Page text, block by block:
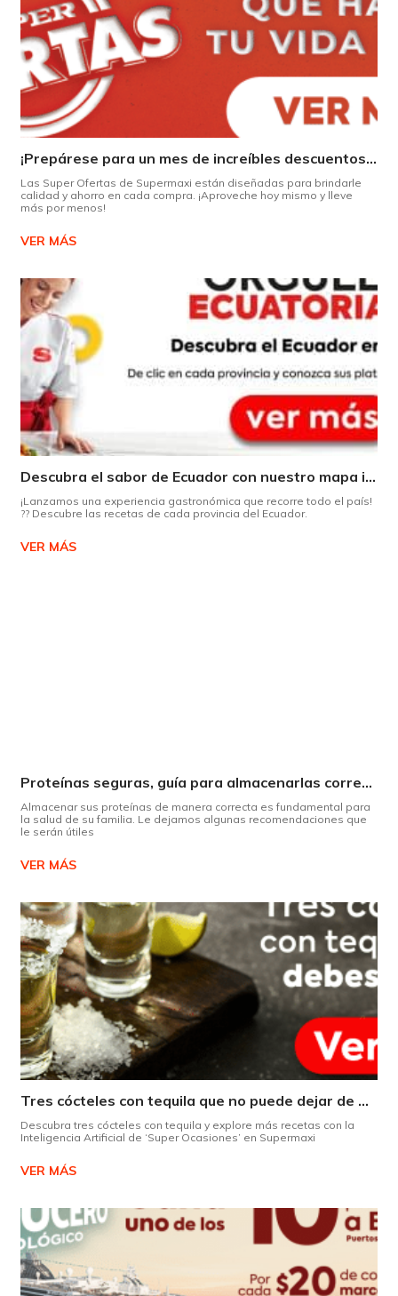
¡Prepárese para un mes de increíbles descuentos en Supermaxi!
Las Super Ofertas de Supermaxi están diseñadas para brindarle
calidad y ahorro en cada compra. ¡Aproveche hoy mismo y lleve
más por menos!
VER MÁS
Descubra el sabor de Ecuador con nuestro mapa interactivo de recetas
¡Lanzamos una experiencia gastronómica que recorre todo el país!
?? Descubre las recetas de cada provincia del Ecuador.
VER MÁS
Proteínas seguras, guía para almacenarlas correctamente Copiar
Almacenar sus proteínas de manera correcta es fundamental para
la salud de su familia. Le dejamos algunas recomendaciones que
le serán útiles
VER MÁS
Tres cócteles con tequila que no puede dejar de probar gracias a nuestra IA.
Descubra tres cócteles con tequila y explore más recetas con la
Inteligencia Artificial de ‘Super Ocasiones’ en Supermaxi
VER MÁS